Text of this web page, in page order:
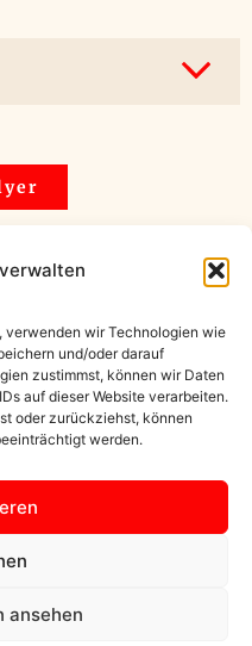
verwenden wir Technologien wie
und/oder darauf
zustimmst, können wir Daten
auf dieser Website verarbeiten.
oder zurückziehst, können
werden.
ansehen
und Vertrauen
Schulen sind ein
Lehrkräften und
persönlichen Brief
und betont die